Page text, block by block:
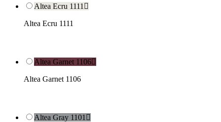
Altea Ecru 1111 
Altea Ecru 1111
Altea Garnet 1106
Altea Garnet 1106
Altea Gray 1101 